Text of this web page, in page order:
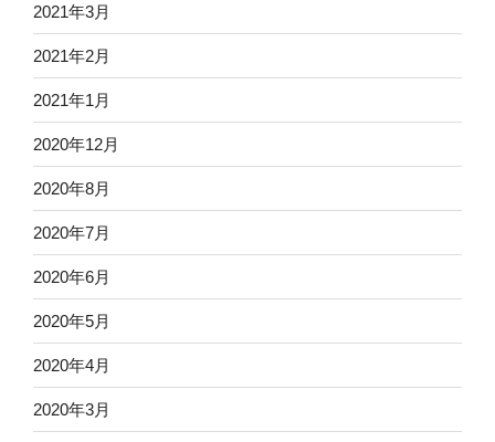
2021年3月
2021年2月
2021年1月
2020年12月
2020年8月
2020年7月
2020年6月
2020年5月
2020年4月
2020年3月